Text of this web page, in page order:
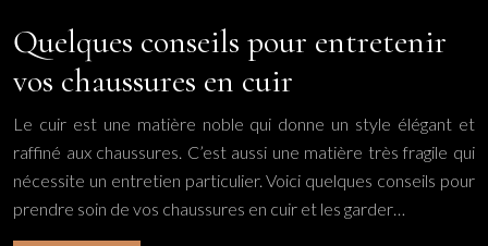
Quelques conseils pour entretenir
vos chaussures en cuir
Le cuir est une matière noble qui donne un style élégant et
raffiné aux chaussures. C’est aussi une matière très fragile qui
nécessite un entretien particulier. Voici quelques conseils pour
prendre soin de vos chaussures en cuir et les garder…